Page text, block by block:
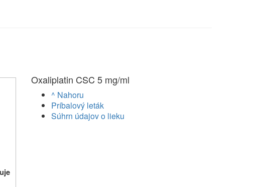
Oxaliplatin CSC 5 mg/ml
^ Nahoru
Príbalový leták
Súhrn údajov o lieku